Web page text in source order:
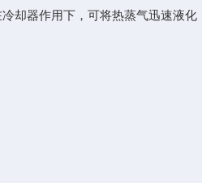
却器作用下，可将热蒸气迅速液化